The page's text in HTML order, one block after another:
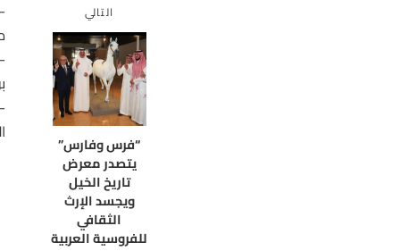
التالي
“فرس وفارس”
يتصدر معرض
تاريخ الخيل
ويجسد الإرث
الثقافي
للفروسية العربية